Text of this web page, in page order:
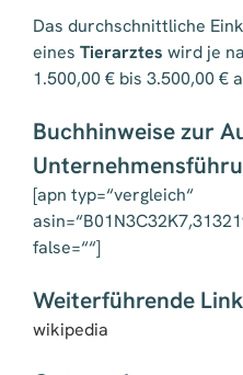
Das durchschnittliche
eines Tierarztes wird je
1.500,00 € bis 3.500,00 €
Buchhinweise zur
[apn typ=“vergleich“
false=““]
Weiterführende
wikipedia